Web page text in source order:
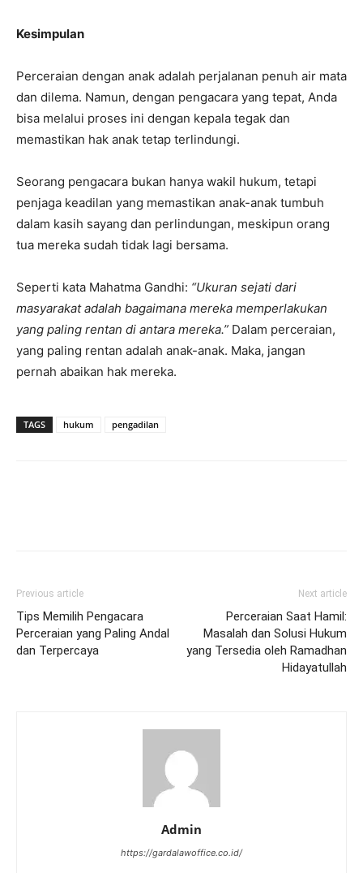
Kesimpulan
Perceraian dengan anak adalah perjalanan penuh air mata
dan dilema. Namun, dengan pengacara yang tepat, Anda
bisa melalui proses ini dengan kepala tegak dan
memastikan hak anak tetap terlindungi.
Seorang pengacara bukan hanya wakil hukum, tetapi
penjaga keadilan yang memastikan anak-anak tumbuh
dalam kasih sayang dan perlindungan, meskipun orang
tua mereka sudah tidak lagi bersama.
Seperti kata Mahatma Gandhi: “Ukuran sejati dari
masyarakat adalah bagaimana mereka memperlakukan
yang paling rentan di antara mereka.” Dalam perceraian,
yang paling rentan adalah anak-anak. Maka, jangan
pernah abaikan hak mereka.
TAGS hukum pengadilan
Previous article
Tips Memilih Pengacara
Perceraian yang Paling Andal
dan Terpercaya
Next article
Perceraian Saat Hamil:
Masalah dan Solusi Hukum
yang Tersedia oleh Ramadhan
Hidayatullah
Admin
https://gardalawoffice.co.id/